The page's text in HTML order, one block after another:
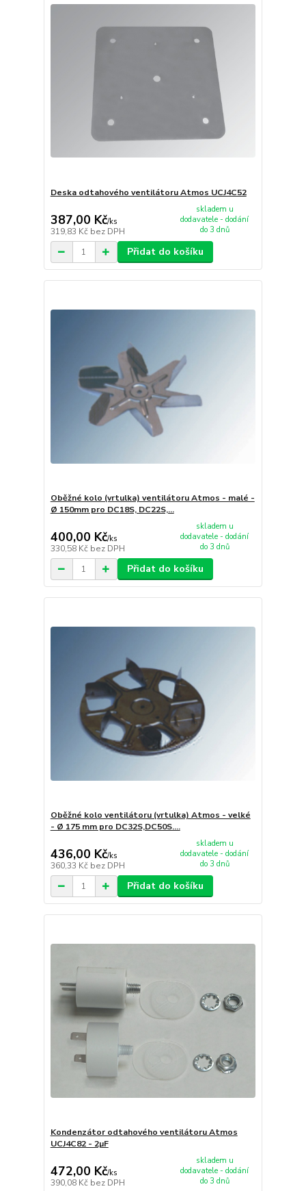
Deska odtahového ventilátoru Atmos UCJ4C52
387,00 Kč/ks
319,83 Kč bez DPH
skladem u
dodavatele - dodání
do 3 dnů
Přidat do košíku
Oběžné kolo (vrtulka) ventilátoru Atmos - malé -
Ø 150mm pro DC18S, DC22S,...
400,00 Kč/ks
330,58 Kč bez DPH
skladem u
dodavatele - dodání
do 3 dnů
Přidat do košíku
Oběžné kolo ventilátoru (vrtulka) Atmos - velké
- Ø 175 mm pro DC32S,DC50S....
436,00 Kč/ks
360,33 Kč bez DPH
skladem u
dodavatele - dodání
do 3 dnů
Přidat do košíku
Kondenzátor odtahového ventilátoru Atmos
UCJ4C82 - 2µF
472,00 Kč/ks
390,08 Kč bez DPH
skladem u
dodavatele - dodání
do 3 dnů